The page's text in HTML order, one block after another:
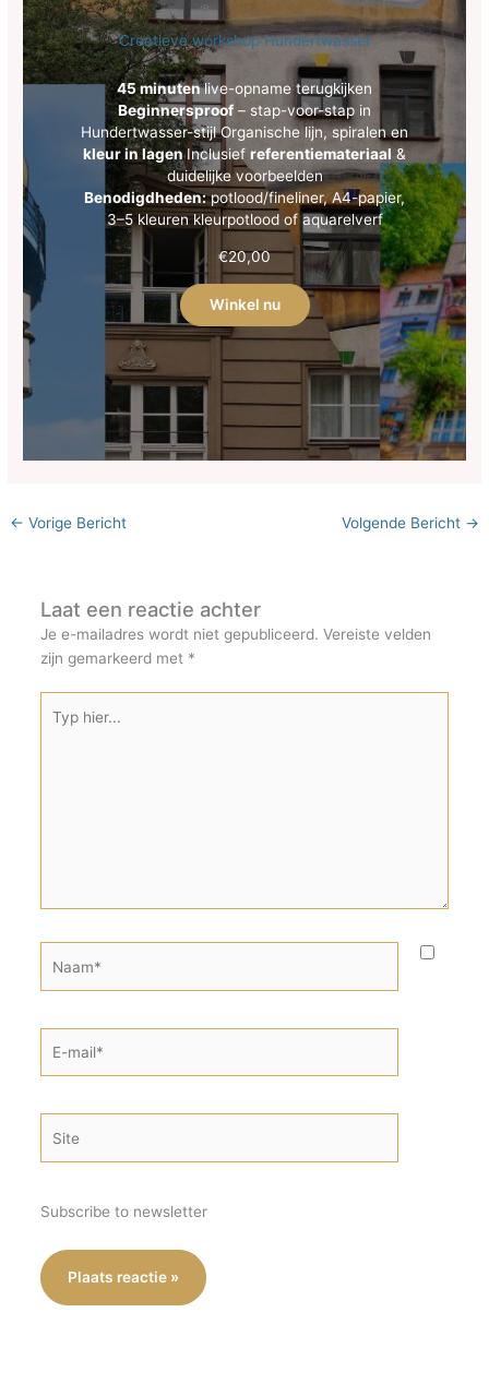
Creatieve workshop Hundertwasser
45 minutenlive-opname terugkijken
Beginnersproof – stap-voor-stap in
Hundertwasser-stijl Organische lijn, spiralen en
kleur in lagenInclusief referentiemateriaal&
duidelijke voorbeelden
Benodigdheden:potlood/fineliner, A4-papier,
3–5 kleuren kleurpotlood of aquarelverf
€20,00
Winkel nu
← Vorige Bericht Volgende Bericht →
Laat een reactie achter
Je e-mailadres wordt niet gepubliceerd. Vereiste velden
zijn gemarkeerd met *
hier...
mail*
Subscribe to newsletter